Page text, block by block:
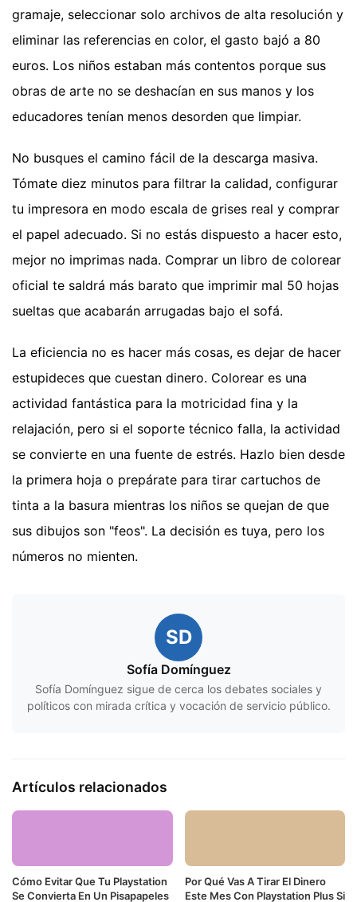
gramaje, seleccionar solo archivos de alta resolución y
eliminar las referencias en color, el gasto bajó a 80
euros. Los niños estaban más contentos porque sus
obras de arte no se deshacían en sus manos y los
educadores tenían menos desorden que limpiar.
No busques el camino fácil de la descarga masiva.
Tómate diez minutos para filtrar la calidad, configurar
tu impresora en modo escala de grises real y comprar
el papel adecuado. Si no estás dispuesto a hacer esto,
mejor no imprimas nada. Comprar un libro de colorear
oficial te saldrá más barato que imprimir mal 50 hojas
sueltas que acabarán arrugadas bajo el sofá.
La eficiencia no es hacer más cosas, es dejar de hacer
estupideces que cuestan dinero. Colorear es una
actividad fantástica para la motricidad fina y la
relajación, pero si el soporte técnico falla, la actividad
se convierte en una fuente de estrés. Hazlo bien desde
la primera hoja o prepárate para tirar cartuchos de
tinta a la basura mientras los niños se quejan de que
sus dibujos son "feos". La decisión es tuya, pero los
números no mienten.
SD
Sofía Domínguez
Sofía Domínguez sigue de cerca los debates sociales y
políticos con mirada crítica y vocación de servicio público.
Artículos relacionados
Cómo Evitar Que Tu Playstation
Se Convierta En Un Pisapapeles
Por Qué Vas A Tirar El Dinero
Este Mes Con Playstation Plus Si